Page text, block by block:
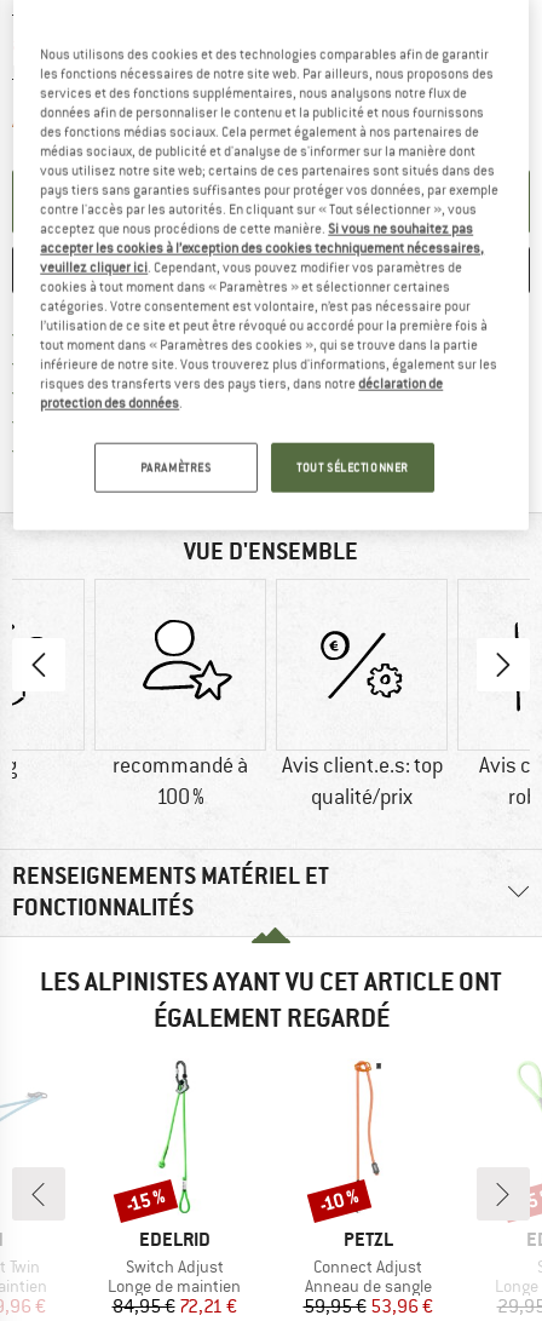
Prix initial :
19,95
Prix:
à partir de 15,96
TVA incl.
hors Frais de livraisonInformations sur les frais de livraison. Ouvre une
Article momentanément épuisé;Le lien s'ouvre dans une boîte
PARAMÉTRER ALERTE
ENREGISTRER COMPARER
Livraison gratuite dès 69 € (FR)Trouve les infos sur la
Droit de retour de 100 joursTrouve les informations de
> 4 000 000 clients satisfaits
Protection des acheteurs de Trusted ShopsTrouve toutes les
VUE D'ENSEMBLE
g
recommandé à
100 %
Avis client.e.s: top
qualité/prix
Avis
RENSEIGNEMENTS MATÉRIEL ET
FONCTIONNALITÉS
LES ALPINISTES AYANT VU CET ARTICLE ONT
ÉGALEMENT REGARDÉ
Twin
réduit
€
MARQUE
EDELRID
Article
Switch Adjust
Product group
Longe de maintien
Prix
84,95 €Prix réduit
72,21 €
Remise
-15 %
MARQUE
PETZL
Article
Connect Adjust
Product group
Anneau de sangle
Prix
59,95 €Prix réduit
53,96 €
Remise
-10 % -
Nous utilisons des cookies et des technologies comparables afin de garantir
les fonctions nécessaires de notre site web. Par ailleurs, nous proposons des
services et des fonctions supplémentaires, nous analysons notre flux de
données afin de personnaliser le contenu et la publicité et nous fournissons
des fonctions médias sociaux. Cela permet également à nos partenaires de
médias sociaux, de publicité et d'analyse de s'informer sur la manière dont
vous utilisez notre site web; certains de ces partenaires sont situés dans des
pays tiers sans garanties suffisantes pour protéger vos données, par exemple
contre l'accès par les autorités. En cliquant sur « Tout sélectionner », vous
acceptez que nous procédions de cette manière.Si vous ne souhaitez pas
accepter les cookies à l’exception des cookies techniquement nécessaires,
veuillez cliquer ici. Cependant, vous pouvez modifier vos paramètres de
cookies à tout moment dans « Paramètres » et sélectionner certaines
catégories. Votre consentement est volontaire, n’est pas nécessaire pour
l’utilisation de ce site et peut être révoqué ou accordé pour la première fois à
tout moment dans « Paramètres des cookies », qui se trouve dans la partie
inférieure de notre site. Vous trouverez plus d'informations, également sur les
risques des transferts vers des pays tiers, dans notredéclaration de
protection des données.
PARAMÈTRES TOUT SÉLECTIONNER